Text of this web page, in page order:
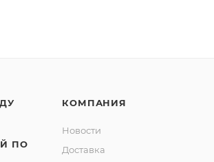
ПО
КОМПАНИЯ
Новости
Доставка